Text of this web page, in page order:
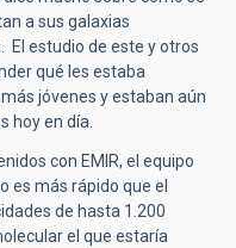
a sus galaxias
El estudio de este y otros
qué les estaba
jóvenes y estaban aún
hoy en día.
con EMIR, el equipo
es más rápido que el
de hasta 1.200
el que estaría